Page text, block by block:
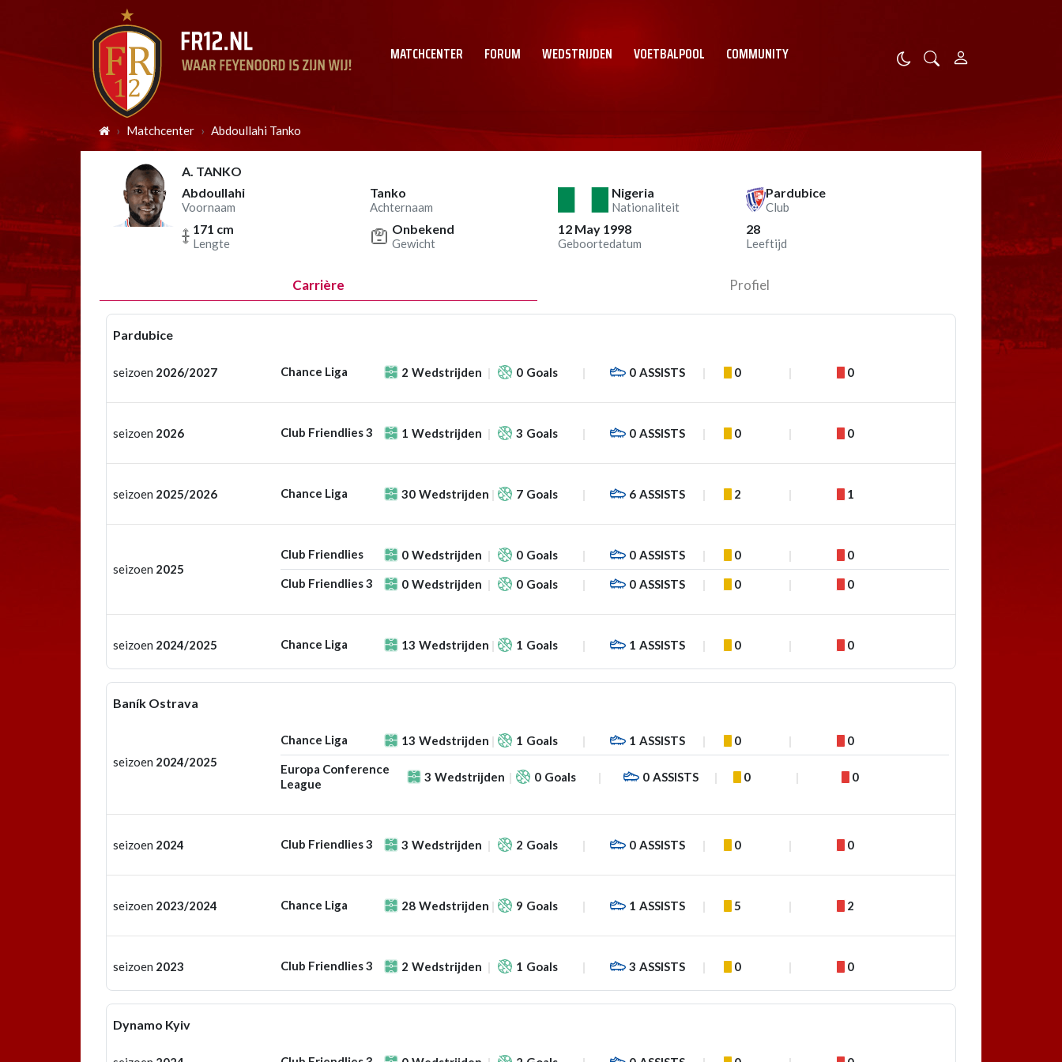
MATCHCENTER FORUM WEDSTRIJDEN VOETBALPOOL COMMUNITY
Matchcenter Abdoullahi Tanko
A. TANKO
Abdoullahi
Voornaam
Tanko
Achternaam
Nigeria
Nationaliteit
Pardubice
Club
171 cm
Lengte
Onbekend
Gewicht
12 May 1998
Geboortedatum
28
Leeftijd
Carrière Profiel
Pardubice
seizoen 2026/2027 Chance Liga 2 Wedstrijden 0 Goals 0 ASSISTS 0 0
seizoen 2026 Club Friendlies 3 1 Wedstrijden 3 Goals 0 ASSISTS 0 0
seizoen 2025/2026 Chance Liga 30 Wedstrijden 7 Goals 6 ASSISTS 2 1
seizoen 2025
Club Friendlies 0 Wedstrijden 0 Goals 0 ASSISTS 0 0
Club Friendlies 3 0 Wedstrijden 0 Goals 0 ASSISTS 0 0
seizoen 2024/2025 Chance Liga 13 Wedstrijden 1 Goals 1 ASSISTS 0 0
Baník Ostrava
seizoen 2024/2025
Chance Liga 13 Wedstrijden 1 Goals 1 ASSISTS 0 0
Europa Conference
League
3 Wedstrijden 0 Goals 0 ASSISTS 0 0
seizoen 2024 Club Friendlies 3 3 Wedstrijden 2 Goals 0 ASSISTS 0 0
seizoen 2023/2024 Chance Liga 28 Wedstrijden 9 Goals 1 ASSISTS 5 2
seizoen 2023 Club Friendlies 3 2 Wedstrijden 1 Goals 3 ASSISTS 0 0
Dynamo Kyiv